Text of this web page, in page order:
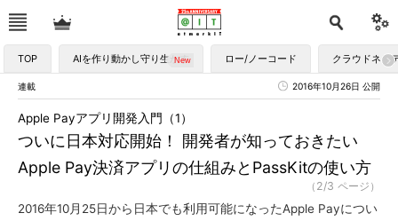
TOP AIを作り動かし守り生かす ロー/ノーコード クラウドネイ
連載 2016年10月26日 公開
ついに日本対応開始！ 開発者が知っておきたい
Apple Pay決済アプリの仕組みとPassKitの使い方
Apple Payアプリ開発入門（1）
（2/3 ページ）
2016年10月25日から日本でも利用可能になったApple Payについ